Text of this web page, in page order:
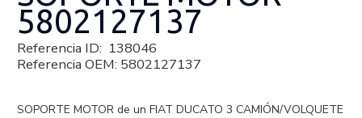
5802127137
Referencia ID: 138046
Referencia OEM: 5802127137
SOPORTE MOTOR de un FIAT DUCATO 3 CAMIÓN/VOLQUETE